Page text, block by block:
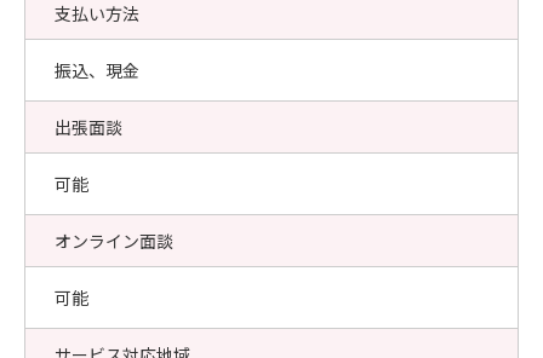
支払い方法
振込、現金
出張面談
可能
オンライン面談
可能